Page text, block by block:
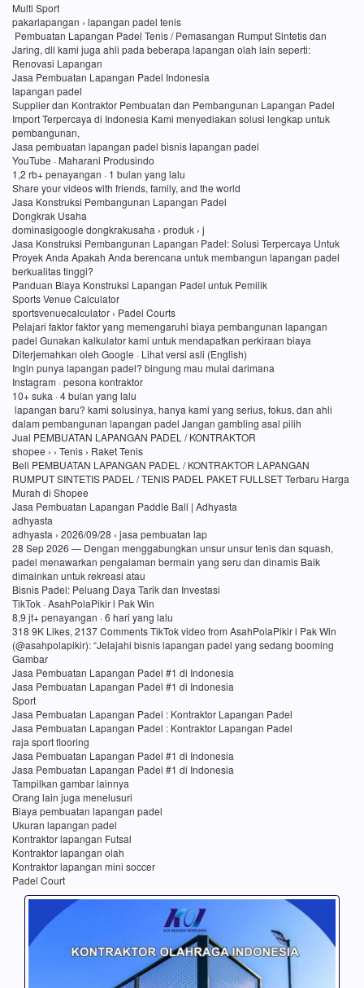
Multi Sport
pakarlapangan › lapangan padel tenis
Pembuatan Lapangan Padel Tenis / Pemasangan Rumput Sintetis dan
Jaring, dll kami juga ahli pada beberapa lapangan olah lain seperti:
Renovasi Lapangan
Jasa Pembuatan Lapangan Padel Indonesia
lapangan padel
Supplier dan Kontraktor Pembuatan dan Pembangunan Lapangan Padel
Import Terpercaya di Indonesia Kami menyediakan solusi lengkap untuk
pembangunan,
Jasa pembuatan lapangan padel bisnis lapangan padel
YouTube · Maharani Produsindo
1,2 rb+ penayangan · 1 bulan yang lalu
Share your videos with friends, family, and the world
Jasa Konstruksi Pembangunan Lapangan Padel
Dongkrak Usaha
dominasigoogle dongkrakusaha › produk › j
Jasa Konstruksi Pembangunan Lapangan Padel: Solusi Terpercaya Untuk
Proyek Anda Apakah Anda berencana untuk membangun lapangan padel
berkualitas tinggi?
Panduan Biaya Konstruksi Lapangan Padel untuk Pemilik
Sports Venue Calculator
sportsvenuecalculator › Padel Courts
Pelajari faktor faktor yang memengaruhi biaya pembangunan lapangan
padel Gunakan kalkulator kami untuk mendapatkan perkiraan biaya
Diterjemahkan oleh Google · Lihat versi asli (English)
Ingin punya lapangan padel? bingung mau mulai darimana
Instagram · pesona kontraktor
10+ suka · 4 bulan yang lalu
lapangan baru? kami solusinya, hanya kami yang serius, fokus, dan ahli
dalam pembangunan lapangan padel Jangan gambling asal pilih
Jual PEMBUATAN LAPANGAN PADEL / KONTRAKTOR
shopee › › Tenis › Raket Tenis
Beli PEMBUATAN LAPANGAN PADEL / KONTRAKTOR LAPANGAN
RUMPUT SINTETIS PADEL / TENIS PADEL PAKET FULLSET Terbaru Harga
Murah di Shopee
Jasa Pembuatan Lapangan Paddle Ball | Adhyasta
adhyasta
adhyasta › 2026/09/28 › jasa pembuatan lap
28 Sep 2026 — Dengan menggabungkan unsur unsur tenis dan squash,
padel menawarkan pengalaman bermain yang seru dan dinamis Baik
dimainkan untuk rekreasi atau
Bisnis Padel: Peluang Daya Tarik dan Investasi
TikTok · AsahPolaPikir l Pak Win
8,9 jt+ penayangan · 6 hari yang lalu
318 9K Likes, 2137 Comments TikTok video from AsahPolaPikir l Pak Win
(@asahpolapikir): “Jelajahi bisnis lapangan padel yang sedang booming
Gambar
Jasa Pembuatan Lapangan Padel #1 di Indonesia
Jasa Pembuatan Lapangan Padel #1 di Indonesia
Sport
Jasa Pembuatan Lapangan Padel : Kontraktor Lapangan Padel
Jasa Pembuatan Lapangan Padel : Kontraktor Lapangan Padel
raja sport flooring
Jasa Pembuatan Lapangan Padel #1 di Indonesia
Jasa Pembuatan Lapangan Padel #1 di Indonesia
Tampilkan gambar lainnya
Orang lain juga menelusuri
Biaya pembuatan lapangan padel
Ukuran lapangan padel
Kontraktor lapangan Futsal
Kontraktor lapangan olah
Kontraktor lapangan mini soccer
Padel Court